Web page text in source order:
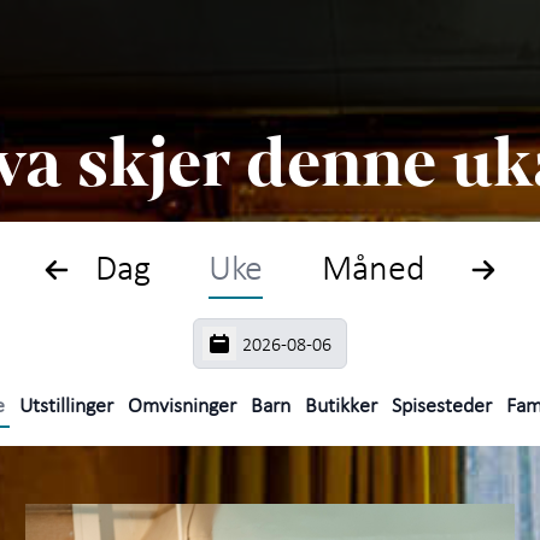
Hva
Om
Om
skjer denne
Dag Uke Måned
Utstillinger Omvisninger Barn Butikker Spisesteder